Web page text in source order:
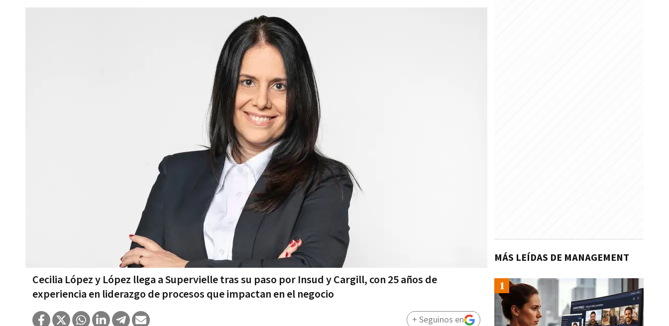
Cecilia López y López llega a Supervielle tras su paso por Insud y Cargill, con 25 años de
experiencia en liderazgo de procesos que impactan en el negocio
+ Seguinos en
MÁS LEÍDAS DE MANAGEMENT